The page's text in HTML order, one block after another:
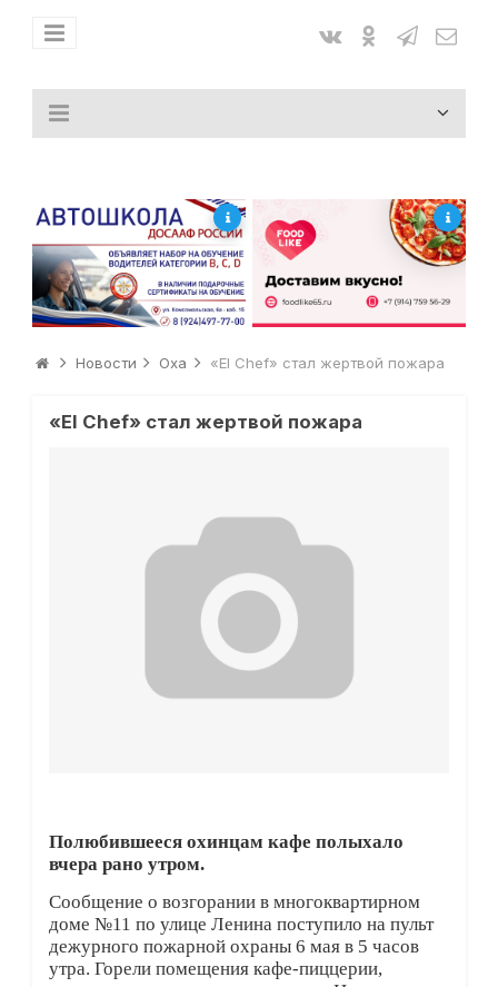
Новости Оха «El Chef» стал жертвой пожара
«El Chef» стал жертвой пожара
Полюбившееся охинцам кафе полыхало
вчера рано утром.
Сообщение о возгорании в многоквартирном
доме №11 по улице Ленина поступило на пульт
дежурного пожарной охраны 6 мая в 5 часов
утра. Горели помещения кафе-пиццерии,